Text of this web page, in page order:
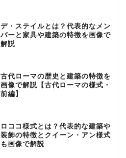
デ・ステイルとは？代表的なメン
バーと家具や建築の特徴を画像で
解説
古代ローマの歴史と建築の特徴を
画像で解説【古代ローマの様式・
前編】
ロココ様式とは？代表的な建築や
装飾の特徴とクイーン・アン様式
も画像で解説